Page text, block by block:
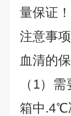
量保证
注意事项
血清的
（1）
箱中.4℃